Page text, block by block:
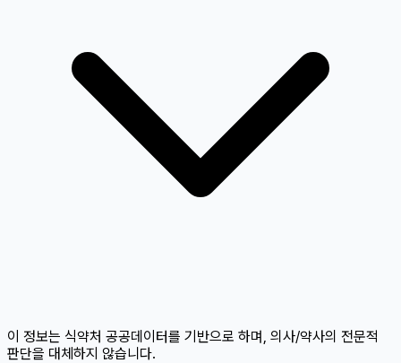
이 정보는 식약처 공공데이터를 기반으로 하며, 의사/약사의 전문적
판단을 대체하지 않습니다.